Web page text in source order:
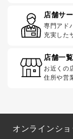
店舗サ
専門アド
充実した
店舗一覧
お近くの
住所や営
オンラインシ